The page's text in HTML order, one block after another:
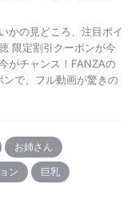
かの見どころ、注目ポイ
限定割引クーポンが今
がチャンス！FANZAの
で、フル動画が驚きの
お姉さん
ン 巨乳